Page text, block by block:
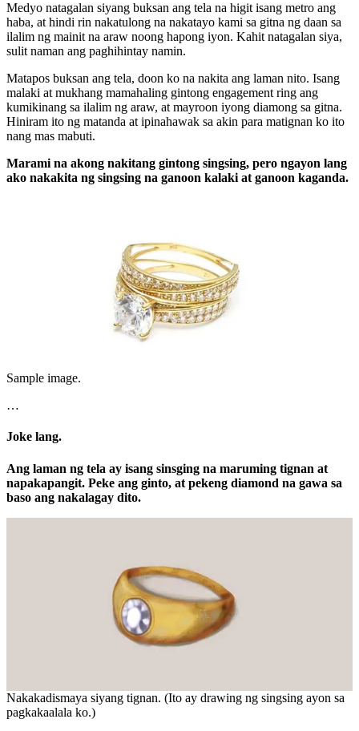
Medyo natagalan siyang buksan ang tela na higit isang metro ang
haba, at hindi rin nakatulong na nakatayo kami sa gitna ng daan sa
ilalim ng mainit na araw noong hapong iyon. Kahit natagalan siya,
sulit naman ang paghihintay namin.
Matapos buksan ang tela, doon ko na nakita ang laman nito. Isang
malaki at mukhang mamahaling gintong engagement ring ang
kumikinang sa ilalim ng araw, at mayroon iyong diamong sa gitna.
Hiniram ito ng matanda at ipinahawak sa akin para matignan ko ito
nang mas mabuti.
Marami na akong nakitang gintong singsing, pero ngayon lang
ako nakakita ng singsing na ganoon kalaki at ganoon kaganda.
Sample image.
…
Joke lang.
Ang laman ng tela ay isang sinsging na maruming tignan at
napakapangit. Peke ang ginto, at pekeng diamond na gawa sa
baso ang nakalagay dito.
Nakakadismaya siyang tignan. (Ito ay drawing ng singsing ayon sa
pagkakaalala ko.)